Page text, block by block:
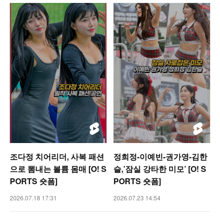
조다정 치어리더, 사복 패션
으로 뽐내는 볼륨 몸매 [O! S
PORTS 숏폼]
2026.07.18 17:31
정희정-이예빈-권가영-김한
슬,’잠실 강타한 미모’ [O! S
PORTS 숏폼]
2026.07.23 14:54